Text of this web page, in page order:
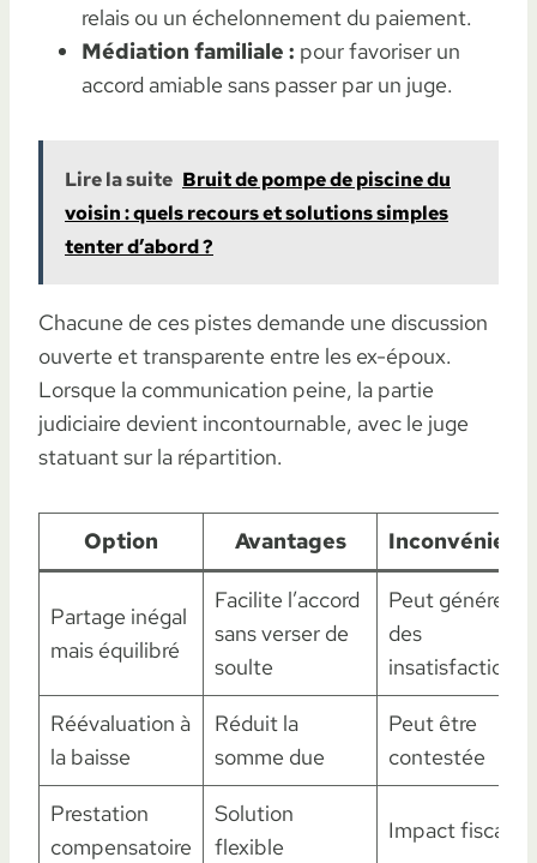
relais ou un échelonnement du paiement.
Médiation familiale : pour favoriser un
accord amiable sans passer par un juge.
Lire la suite Bruit de pompe de piscine du
voisin : quels recours et solutions simples
tenter d’abord ?
Chacune de ces pistes demande une discussion
ouverte et transparente entre les ex-époux.
Lorsque la communication peine, la partie
judiciaire devient incontournable, avec le juge
statuant sur la répartition.
Option Avantages
Partage inégal
mais équilibré
Facilite l’accord
sans verser de
soulte
Peut générer
des
insatisfactions
Réévaluation à
la baisse
Réduit la
somme due
Peut être
contestée
Prestation
compensatoire
Solution
flexible
Impact fiscal